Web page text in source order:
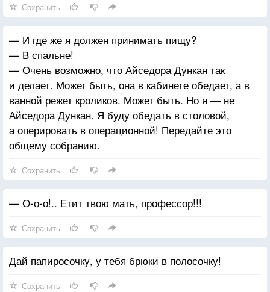
Сохранить
— И где же я должен принимать пищу?
— В спальне!
— Очень возможно, что Айседора Дункан так
и делает. Может быть, она в кабинете обедает, а в
ванной режет кроликов. Может быть. Но я — не
Айседора Дункан. Я буду обедать в столовой,
а оперировать в операционной! Передайте это
общему собранию.
Сохранить
— О-о-о!.. Етит твою мать, профессор!!!
Сохранить
Дай папиросочку, у тебя брюки в полосочку!
Сохранить